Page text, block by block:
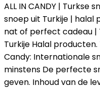
ALL IN CANDY | Turkse
snoep uit Turkije | halal
nat of perfect cadeau |
Turkije Halal producten.
Candy: Internationale
minstens De perfecte
geven. Inhoud van de